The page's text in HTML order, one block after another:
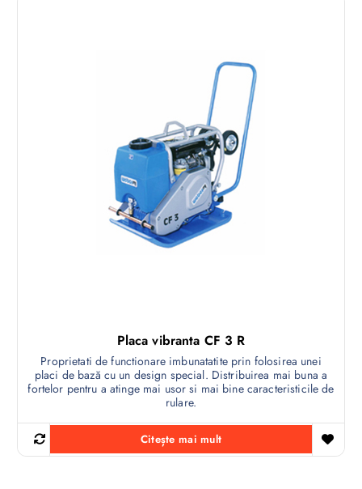
Placa vibranta CF 3 R
Proprietati de functionare imbunatatite prin folosirea unei
placi de bază cu un design special. Distribuirea mai buna a
fortelor pentru a atinge mai usor si mai bine caracteristicile de
rulare.
Citește mai mult